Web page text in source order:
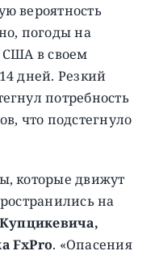
вероятность
погоды на
США в своем
дней. Резкий
потребность
что подстегнуло
которые движут
на
FxPro. «Опасения